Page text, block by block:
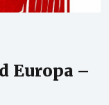
Europa –